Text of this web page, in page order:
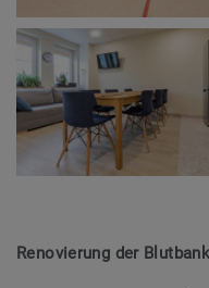
Renovierung der